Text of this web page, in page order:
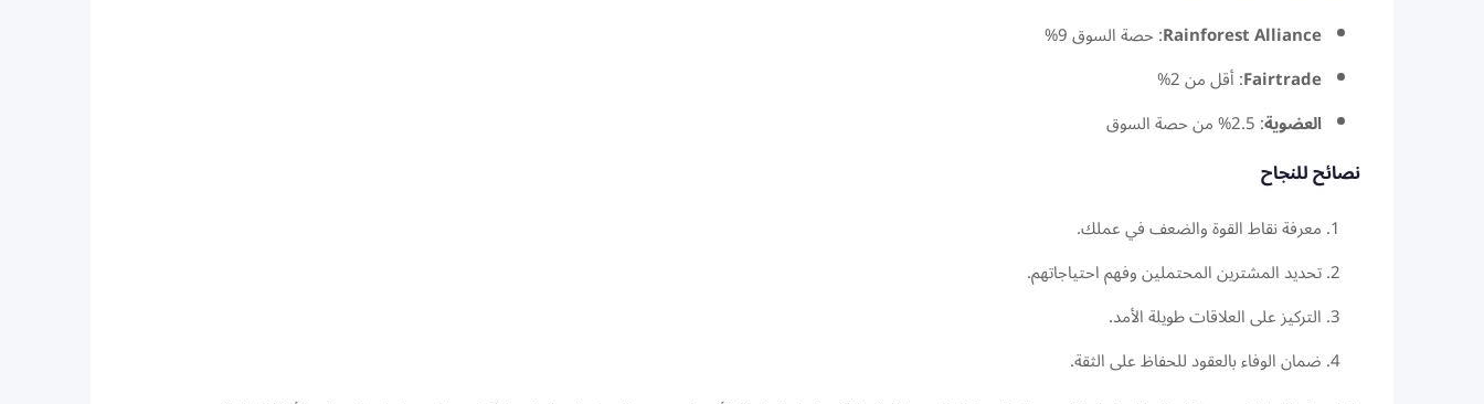
Rainforest Alliance: حصة السوق 9%
Fairtrade: أقل من 2%
العضوية: 2.5% من حصة السوق
نصائح للنجاح
معرفة نقاط القوة والضعف في عملك.
تحديد المشترين المحتملين وفهم احتياجاتهم.
التركيز على العلاقات طويلة الأمد.
ضمان الوفاء بالعقود للحفاظ على الثقة.